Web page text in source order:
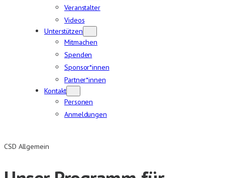
Veranstalter
Videos
Unterstützen
Mitmachen
Spenden
Sponsor*innen
Partner*innen
Kontakt
Personen
Anmeldungen
CSD Allgemein